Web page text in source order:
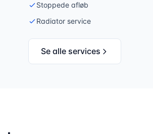
Stoppede afløb
Radiator service
Se alle services